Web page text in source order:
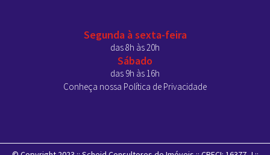
Segunda à sexta-feira
das 8h às 20h
Sábado
das 9h às 16h
Conheça nossa Política de Privacidade